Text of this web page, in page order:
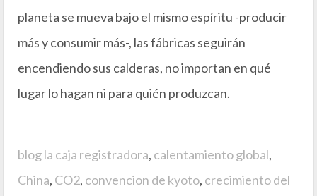
planeta se mueva bajo el mismo espíritu -producir
más y consumir más-, las fábricas seguirán
encendiendo sus calderas, no importan en qué
lugar lo hagan ni para quién produzcan.
blog la caja registradora, calentamiento global,
China, CO2, convencion de kyoto, crecimiento del